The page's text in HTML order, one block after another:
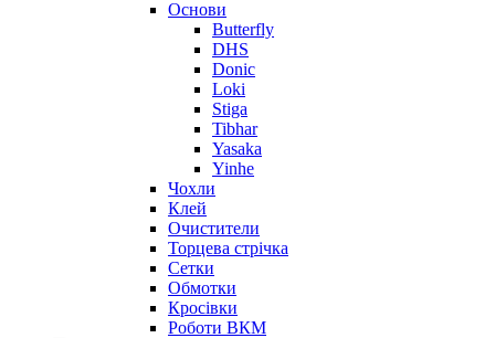
Основи
Butterfly
DHS
Donic
Loki
Stiga
Tibhar
Yasaka
Yinhe
Чохли
Клей
Очистители
Торцева стрічка
Сетки
Обмотки
Кросівки
Роботи ВКМ